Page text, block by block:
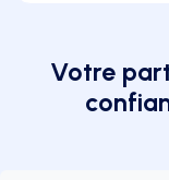
Votre